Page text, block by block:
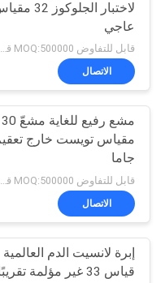
جهاز
11
6
لاختبار الجلوكوز 32
عاجي
قابل للتفاوض MOQ:500000 قطعة
الاتصال
مشع رفيع للغاية مشعّ 30
مقياس تويست خارج
جاما
قابل للتفاوض MOQ:500000 قطعة
الاتصال
إبرة لانسيت الدم العالمية
قياس 33 غير مؤلمة تقريبًا